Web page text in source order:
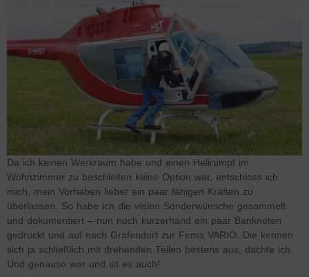
Da ich keinen Werkraum habe und einen Helirumpf im
Wohnzimmer zu beschleifen keine Option war, entschloss ich
mich, mein Vorhaben lieber ein paar fähigen Kräften zu
überlassen. So habe ich die vielen Sonderwünsche gesammelt
und dokumentiert – nun noch kurzerhand ein paar Banknoten
gedruckt und auf nach Gräfendorf zur Firma VARIO. Die kennen
sich ja schließlich mit drehenden Teilen bestens aus, dachte ich.
Und genauso war und ist es auch!